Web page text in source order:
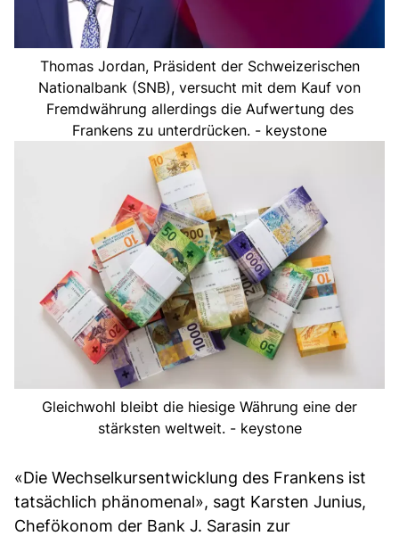
Thomas Jordan, Präsident der Schweizerischen
Nationalbank (SNB), versucht mit dem Kauf von
Fremdwährung allerdings die Aufwertung des
Frankens zu unterdrücken. - keystone
Gleichwohl bleibt die hiesige Währung eine der
stärksten weltweit. - keystone
«Die Wechselkursentwicklung des Frankens ist
tatsächlich phänomenal», sagt Karsten Junius,
Chefökonom der Bank J. Sarasin zur